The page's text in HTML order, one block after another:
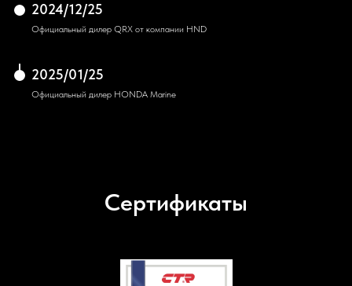
2024/12/25
Официальный дилер QRX от компании HND
2025/01/25
Официальный дилер HONDA Marine
Сертификаты